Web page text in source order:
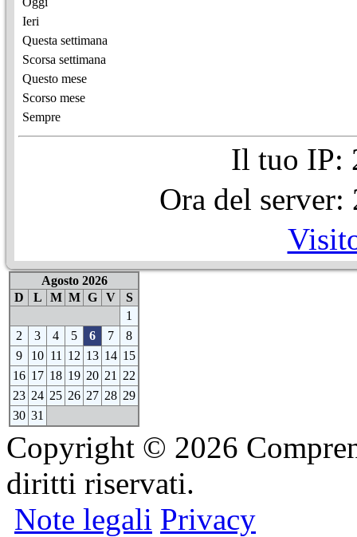
Ieri
Questa settimana
Scorsa settimana
Questo mese
Scorso mese
Sempre
Il tuo IP:
Ora del
Agosto 2026
D
L M M G V
S
1
2
3 4 5 6 7
8
9
10 11 12 13 14 15
16 17 18 19 20 21
22
23 24 25 26 27 28 29
30 31
Copyright © 2026
diritti riservati.
Note legali Privacy